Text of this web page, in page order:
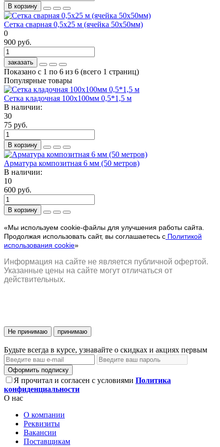
В корзину
Сетка сварная 0,5х25 м (ячейка 50х50мм)
0
900 руб.
заказать
Показано с 1 по 6 из 6 (всего 1 страниц)
Популярные товары
Сетка кладочная 100х100мм 0,5*1,5 м
В наличии:
30
75 руб.
В корзину
Арматура композитная 6 мм (50 метров)
В наличии:
10
600 руб.
В корзину
«Мы используем cookie-файлы для улучшения работы сайта.
Продолжая использовать сайт, вы соглашаетесь с Политикой
использования cookie»
Информация на сайте не является публичной офертой.
Указанные цены на сайте могут отличаться от
действительных.
Не принимаю принимаю
Будьте всегда в курсе, узнавайте о скидках и акциях первым
Оформить подписку
Я прочитал и согласен с условиями Политика
конфиденциальности
О нас
О компании
Реквизиты
Вакансии
Поставщикам